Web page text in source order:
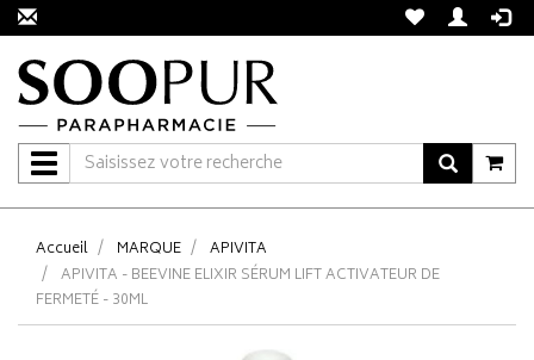
Navigation
Accueil MARQUE
APIVITA
APIVITA - BEEVINE ELIXIR SÉRUM LIFT ACTIVATEUR DE
FERMETÉ - 30ML